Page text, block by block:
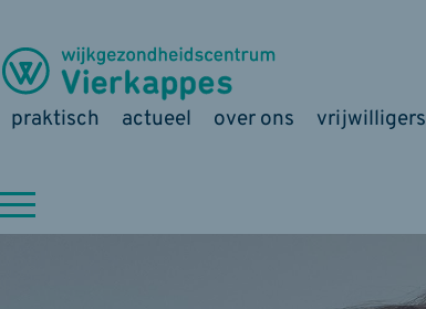
praktisch actueel over ons vrijwilligers